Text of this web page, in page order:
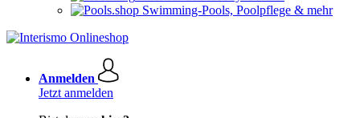
Swimming-Pools, Poolpflege & mehr
Anmelden
Jetzt anmelden